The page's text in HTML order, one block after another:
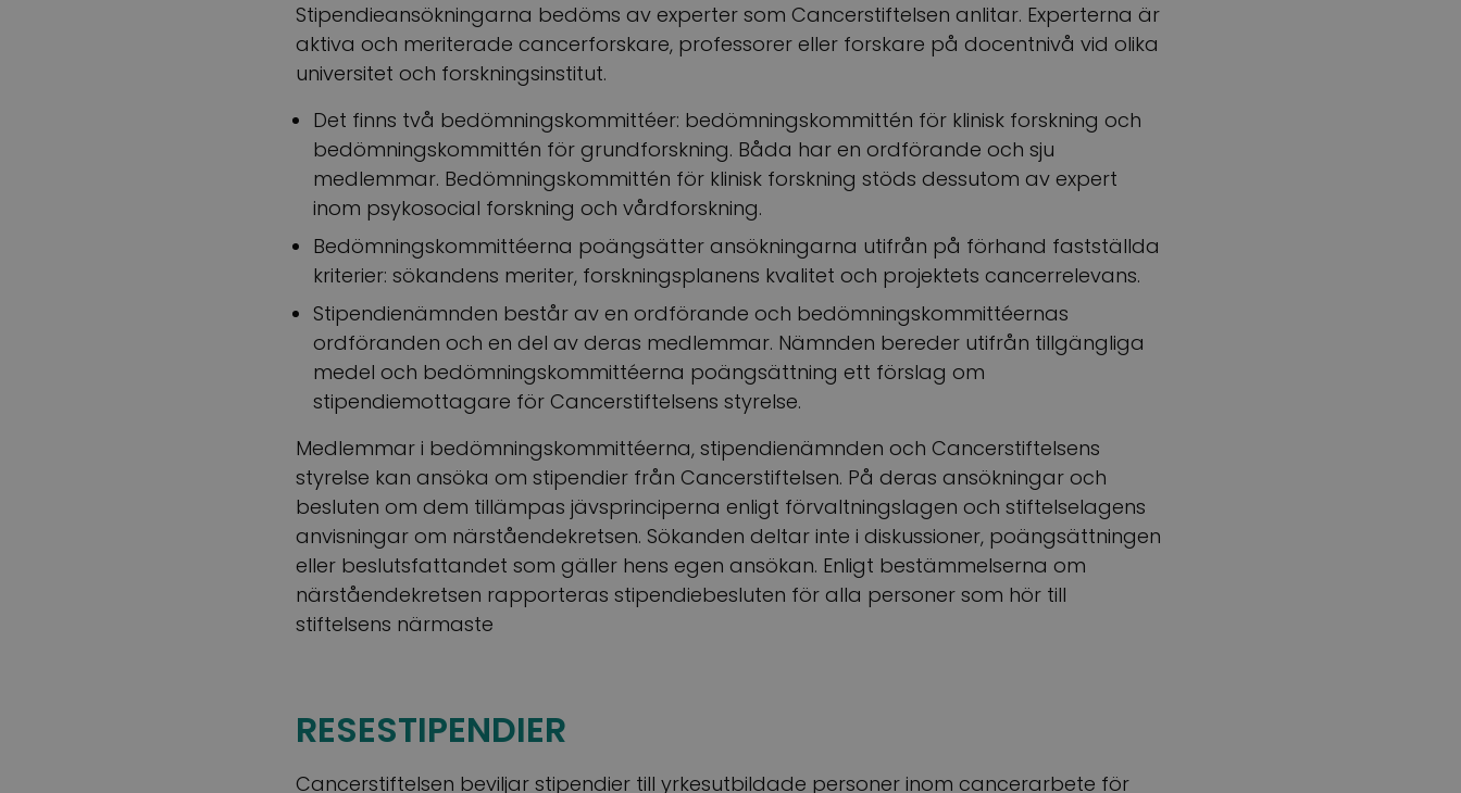
Stipendieansökningarna bedöms av experter som Cancerstiftelsen anlitar. Experterna är
aktiva och meriterade cancerforskare, professorer eller forskare på docentnivå vid olika
universitet och forskningsinstitut.
Det finns två bedömningskommittéer: bedömningskommittén för klinisk forskning och
bedömningskommittén för grundforskning. Båda har en ordförande och sju
medlemmar. Bedömningskommittén för klinisk forskning stöds dessutom av expert
inom psykosocial forskning och vårdforskning.
Bedömningskommittéerna poängsätter ansökningarna utifrån på förhand fastställda
kriterier: sökandens meriter, forskningsplanens kvalitet och projektets cancerrelevans.
Stipendienämnden består av en ordförande och bedömningskommittéernas
ordföranden och en del av deras medlemmar. Nämnden bereder utifrån tillgängliga
medel och bedömningskommittéerna poängsättning ett förslag om
stipendiemottagare för Cancerstiftelsens styrelse.
Medlemmar i bedömningskommittéerna, stipendienämnden och Cancerstiftelsens
styrelse kan ansöka om stipendier från Cancerstiftelsen. På deras ansökningar och
besluten om dem tillämpas jävsprinciperna enligt förvaltningslagen och stiftelselagens
anvisningar om närståendekretsen. Sökanden deltar inte i diskussioner, poängsättningen
eller beslutsfattandet som gäller hens egen ansökan. Enligt bestämmelserna om
närståendekretsen rapporteras stipendiebesluten för alla personer som hör till
stiftelsens närmaste
RESESTIPENDIER
Cancerstiftelsen beviljar stipendier till yrkesutbildade personer inom cancerarbete för